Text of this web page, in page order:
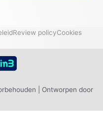
Review policyCookies
| Ontworpen door